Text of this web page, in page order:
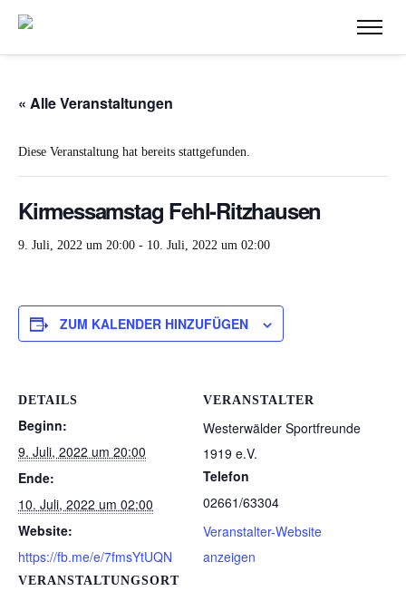
« Alle Veranstaltungen
Diese Veranstaltung hat bereits stattgefunden.
Kirmessamstag Fehl-Ritzhausen
9. Juli, 2022 um 20:00 - 10. Juli, 2022 um 02:00
ZUM KALENDER HINZUFÜGEN
DETAILS
Beginn:
9. Juli, 2022 um 20:00
Ende:
10. Juli, 2022 um 02:00
Website:
https://fb.me/e/7fmsYtUQN
VERANSTALTUNGSORT
VERANSTALTER
Westerwälder Sportfreunde
1919 e.V.
Telefon
02661/63304
Veranstalter-Website
anzeigen